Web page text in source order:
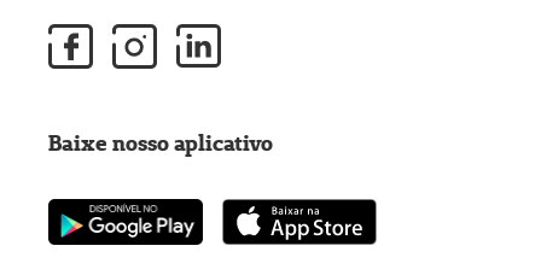
Baixe nosso aplicativo